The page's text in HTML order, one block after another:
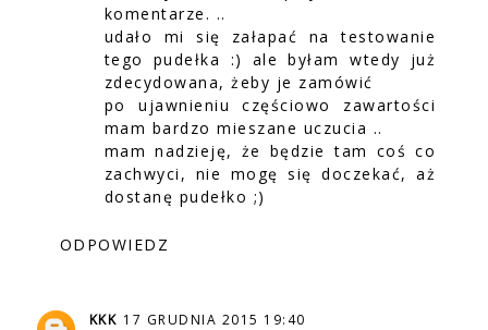
komentarze. ..
udało mi się załapać na testowanie
tego pudełka :) ale byłam wtedy już
zdecydowana, żeby je zamówić
po ujawnieniu częściowo zawartości
mam bardzo mieszane uczucia ..
mam nadzieję, że będzie tam coś co
zachwyci, nie mogę się doczekać, aż
dostanę pudełko ;)
ODPOWIEDZ
KKK 17 GRUDNIA 2015 19:40